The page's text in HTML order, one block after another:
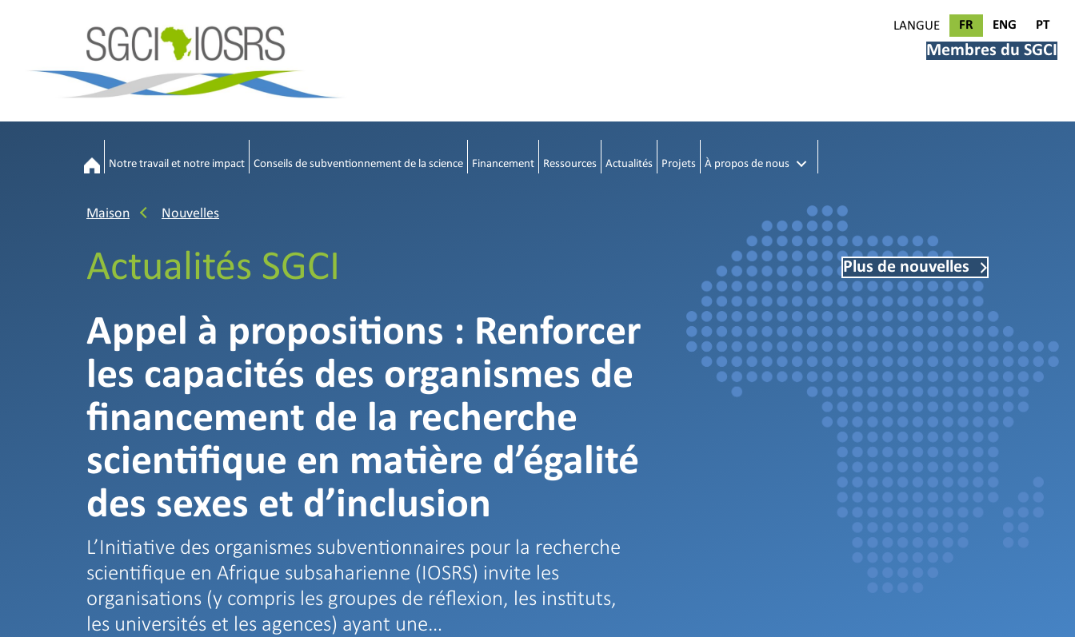
LANGUE FR ENG PT
Membres du SGCI
Notre travail et notre impact Conseils de subventionnement de la science Financement Ressources Actualités Projets À propos de nous
Maison Nouvelles
Actualités SGCI
Appel à propositions : Renforcer
les capacités des organismes de
financement de la recherche
scientifique en matière d’égalité
des sexes et d’inclusion
L’Initiative des organismes subventionnaires pour la recherche
scientifique en Afrique subsaharienne (IOSRS) invite les
organisations (y compris les groupes de réflexion, les instituts,
les universités et les agences) ayant une…
Plus de nouvelles